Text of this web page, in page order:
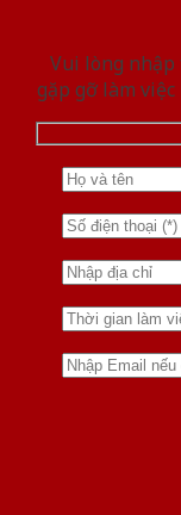
Vui lòng
gặp gỡ làm